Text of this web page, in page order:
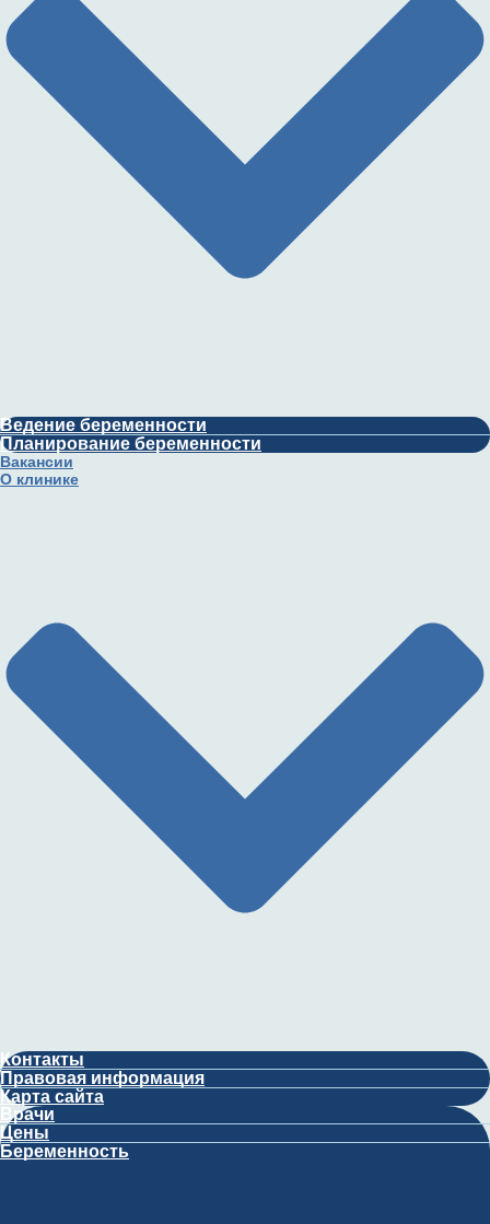
Ведение беременности
Планирование беременности
Вакансии
О клинике
Контакты
Правовая информация
Карта сайта
Врачи
Цены
Беременность